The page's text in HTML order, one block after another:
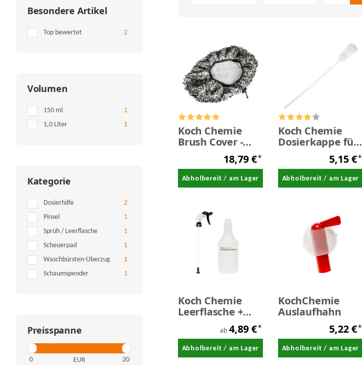
Koch Chemie
Brush Cover -
Waschbürstenüberzug
18,79 €*
Abholbereit / am Lager
Koch Chemie
Dosierkappe für
5,15 €*
Abholbereit / am Lager
Koch Chemie
Leerflasche +
ab 4,89 €*
Abholbereit / am Lager
KochChemie
Auslaufhahn
5,22 €*
Abholbereit / am Lager
Besondere Artikel
Top bewertet 2Artikel gefunden
Volumen
150 ml 1
1,0 Liter 1
Kategorie
Dosierhilfe 2Artikel gefunden
Pinsel 1
Sprüh / Leerflasche 1
Scheuerpad 1
Waschbürsten-Überzug 1
Schaumspender 1
Preisspanne
EUR